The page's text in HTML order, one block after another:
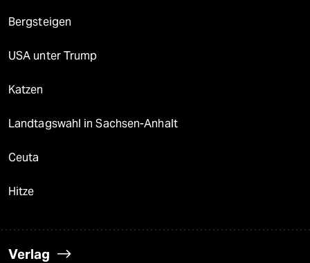
Bergsteigen
USA unter Trump
Katzen
Landtagswahl in Sachsen-Anhalt
Ceuta
Hitze
Verlag